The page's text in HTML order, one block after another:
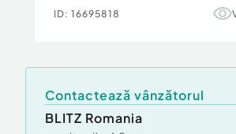
ID: 16695818
Contactează vânzătorul
BLITZ Romania